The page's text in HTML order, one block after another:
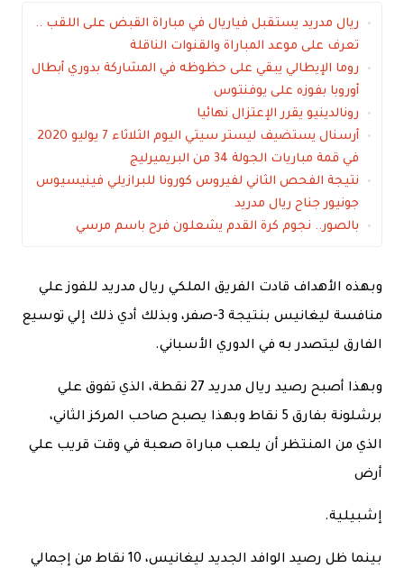
ريال مدريد يستقبل فياريال في مباراة القبض على اللقب ..
تعرف على موعد المباراة والقنوات الناقلة
روما الإيطالي يبقي على حظوظه في المشاركة بدوري أبطال
أوروبا بفوزه على يوفنتوس
رونالدينيو يقرر الإعتزال نهائيا
أرسنال يستضيف ليستر سيتي اليوم الثلاثاء 7 يوليو 2020
في قمة مباريات الجولة 34 من البريميرليج
نتيجة الفحص الثاني لفيروس كورونا للبرازيلي فينيسيوس
جونيور جناح ريال مدريد
بالصور.. نجوم كرة القدم يشعلون فرح باسم مرسي
وبهذه الأهداف قادت الفريق الملكي ريال مدريد للفوز علي
منافسة ليغانيس بنتيجة 3-صفر، وبذلك أدي ذلك إلي توسيع
الفارق ليتصدر به في الدوري الأسباني.
وبهذا أصبح رصيد ريال مدريد 27 نقطة، الذي تفوق علي
برشلونة بفارق 5 نقاط وبهذا يصبح صاحب المركز الثاني،
الذي من المنتظر أن يلعب مباراة صعبة في وقت قريب علي
أرض
إشبيلية.
بينما ظل رصيد الوافد الجديد ليغانيس، 10 نقاط من إجمالي